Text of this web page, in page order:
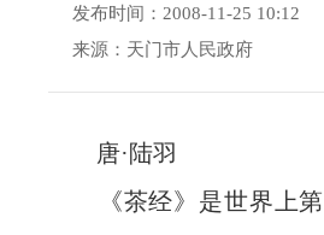
发布时间：2008-11-25 10:12
来源：天门市人民政府
唐·陆羽
《茶经》是世界上第